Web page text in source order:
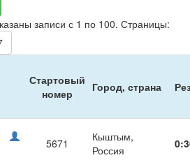
записи с 1 по 100. Страницы:
Стартовый
номер
Город, страна
5671
Кыштым,
Россия